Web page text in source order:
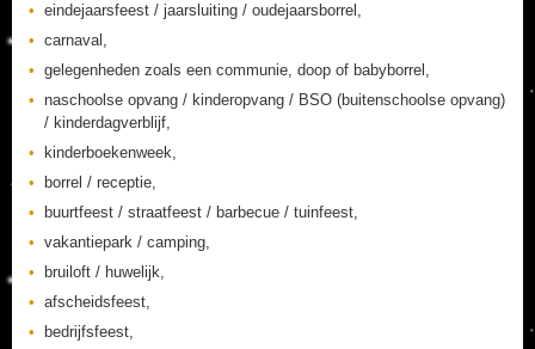
eindejaarsfeest / jaarsluiting / oudejaarsborrel,
carnaval,
gelegenheden zoals een communie, doop of babyborrel,
naschoolse opvang / kinderopvang / BSO (buitenschoolse opvang)
/ kinderdagverblijf,
kinderboekenweek,
borrel / receptie,
buurtfeest / straatfeest / barbecue / tuinfeest,
vakantiepark / camping,
bruiloft / huwelijk,
afscheidsfeest,
bedrijfsfeest,